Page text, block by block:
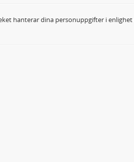
hanterar dina personuppgifter i enlighet